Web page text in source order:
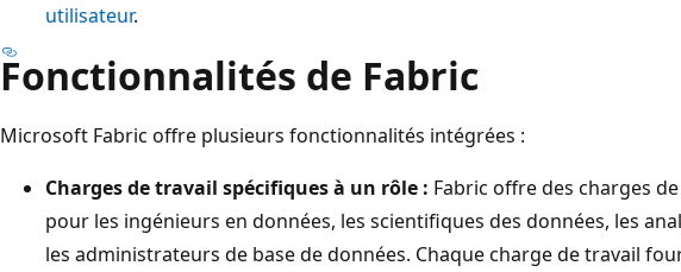
utilisateur.
Fonctionnalités de Fabric
Microsoft Fabric offre plusieurs fonctionnalités intégrées :
Charges de travail spécifiques à un rôle : Fabric offre des charges
pour les ingénieurs en données, les scientifiques des données, les
les administrateurs de base de données. Chaque charge de travail